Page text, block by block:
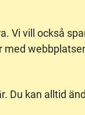
Vi vill också
Du kan alltid